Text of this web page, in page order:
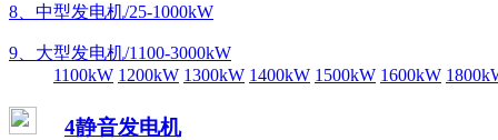
8、中型发电机/25-1000kW
9、大型发电机/1100-3000kW
1100kW 1200kW 1300kW 1400kW 1500kW 1600kW
4静音发电机